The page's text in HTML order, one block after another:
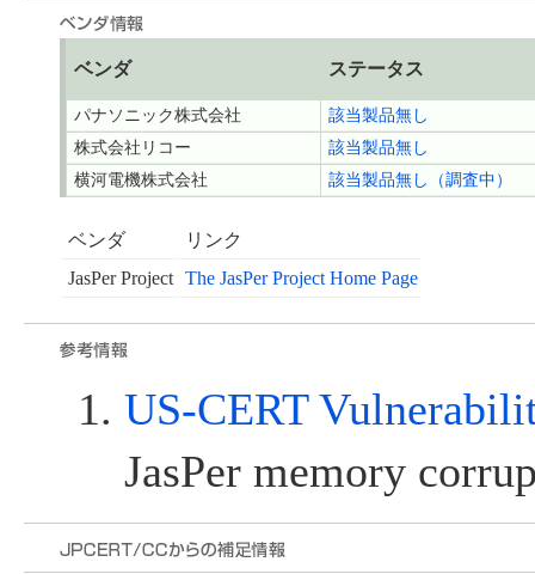
ベンダ ステータス
パナソニック株式会社
該当製品無し
株式会社リコー
該当製品無し
横河電機株式会社
該当製品無し（調査中）
ベンダ
リンク
JasPer Project
The JasPer Project Home Page
US-CERT
JasPer memory